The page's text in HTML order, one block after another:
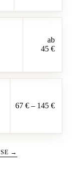
ab
45 €
67 € – 145 €
→